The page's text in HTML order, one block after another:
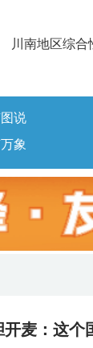
川南地区综合
说
象
开麦：这个